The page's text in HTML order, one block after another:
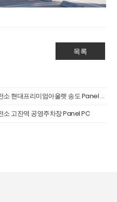
목록
E-PIT 전기차 충전소 현대프리미엄아울렛 송도 Panel PC
소 고잔역 공영주차장 Panel PC